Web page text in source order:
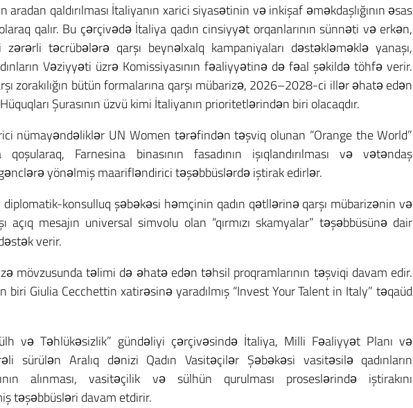
aradan qaldırılması İtaliyanın xarici siyasətinin və inkişaf əməkdaşlığının əsas
qalır. Bu çərçivədə İtaliya qadın cinsiyyət orqanlarının sünnəti və erkən,
təcrübələrə qarşı beynəlxalq kampaniyaları dəstəkləməklə yanaşı,
Vəziyyəti üzrə Komissiyasının fəaliyyətinə də fəal şəkildə töhfə verir.
zorakılığın bütün formalarına qarşı mübarizə, 2026–2028-ci illər əhatə edən
Şurasının üzvü kimi İtaliyanın prioritetlərindən biri olacaqdır.
nümayəndəliklər UN Women tərəfindən təşviq olunan “Orange the World”
qoşularaq, Farnesina binasının fasadının işıqlandırılması və vətəndaş
yönəlmiş maarifləndirici təşəbbüslərdə iştirak edirlər.
diplomatik-konsulluq şəbəkəsi həmçinin qadın qətllərinə qarşı mübarizənin və
açıq mesajın universal simvolu olan “qırmızı skamyalar” təşəbbüsünə dair
verir.
mövzusunda təlimi də əhatə edən təhsil proqramlarının təşviqi davam edir.
Giulia Cecchettin xatirəsinə yaradılmış “Invest Your Talent in Italy” təqaüd
və Təhlükəsizlik” gündəliyi çərçivəsində İtaliya, Milli Fəaliyyət Planı və
sürülən Aralıq dənizi Qadın Vasitəçilər Şəbəkəsi vasitəsilə qadınların
alınması, vasitəçilik və sülhün qurulması proseslərində iştirakını
təşəbbüsləri davam etdirir.